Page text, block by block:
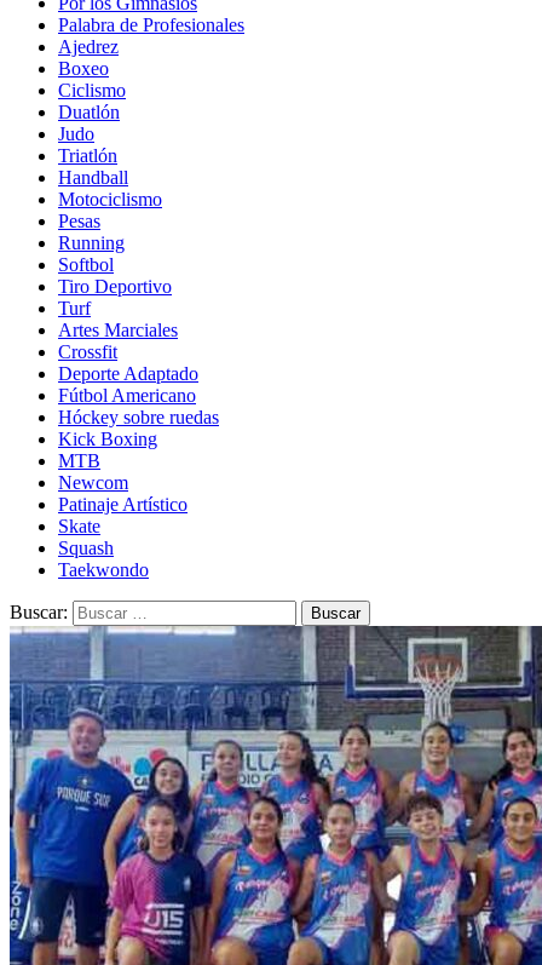
Palabra de Profesionales
Ajedrez
Boxeo
Ciclismo
Duatlón
Judo
Triatlón
Handball
Motociclismo
Pesas
Running
Softbol
Tiro Deportivo
Turf
Artes Marciales
Crossfit
Deporte Adaptado
Fútbol Americano
Hóckey sobre ruedas
Kick Boxing
MTB
Newcom
Patinaje Artístico
Skate
Squash
Taekwondo
Buscar: